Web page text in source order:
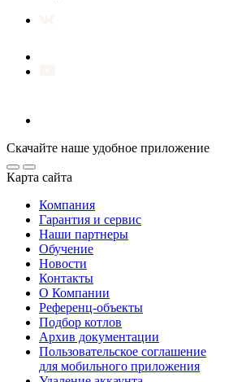
Скачайте наше удобное приложение
Карта сайта
Компания
Гарантия и сервис
Наши партнеры
Обучение
Новости
Контакты
О Компании
Референц-объекты
Подбор котлов
Архив документации
Пользовательское соглашение
для мобильного приложения